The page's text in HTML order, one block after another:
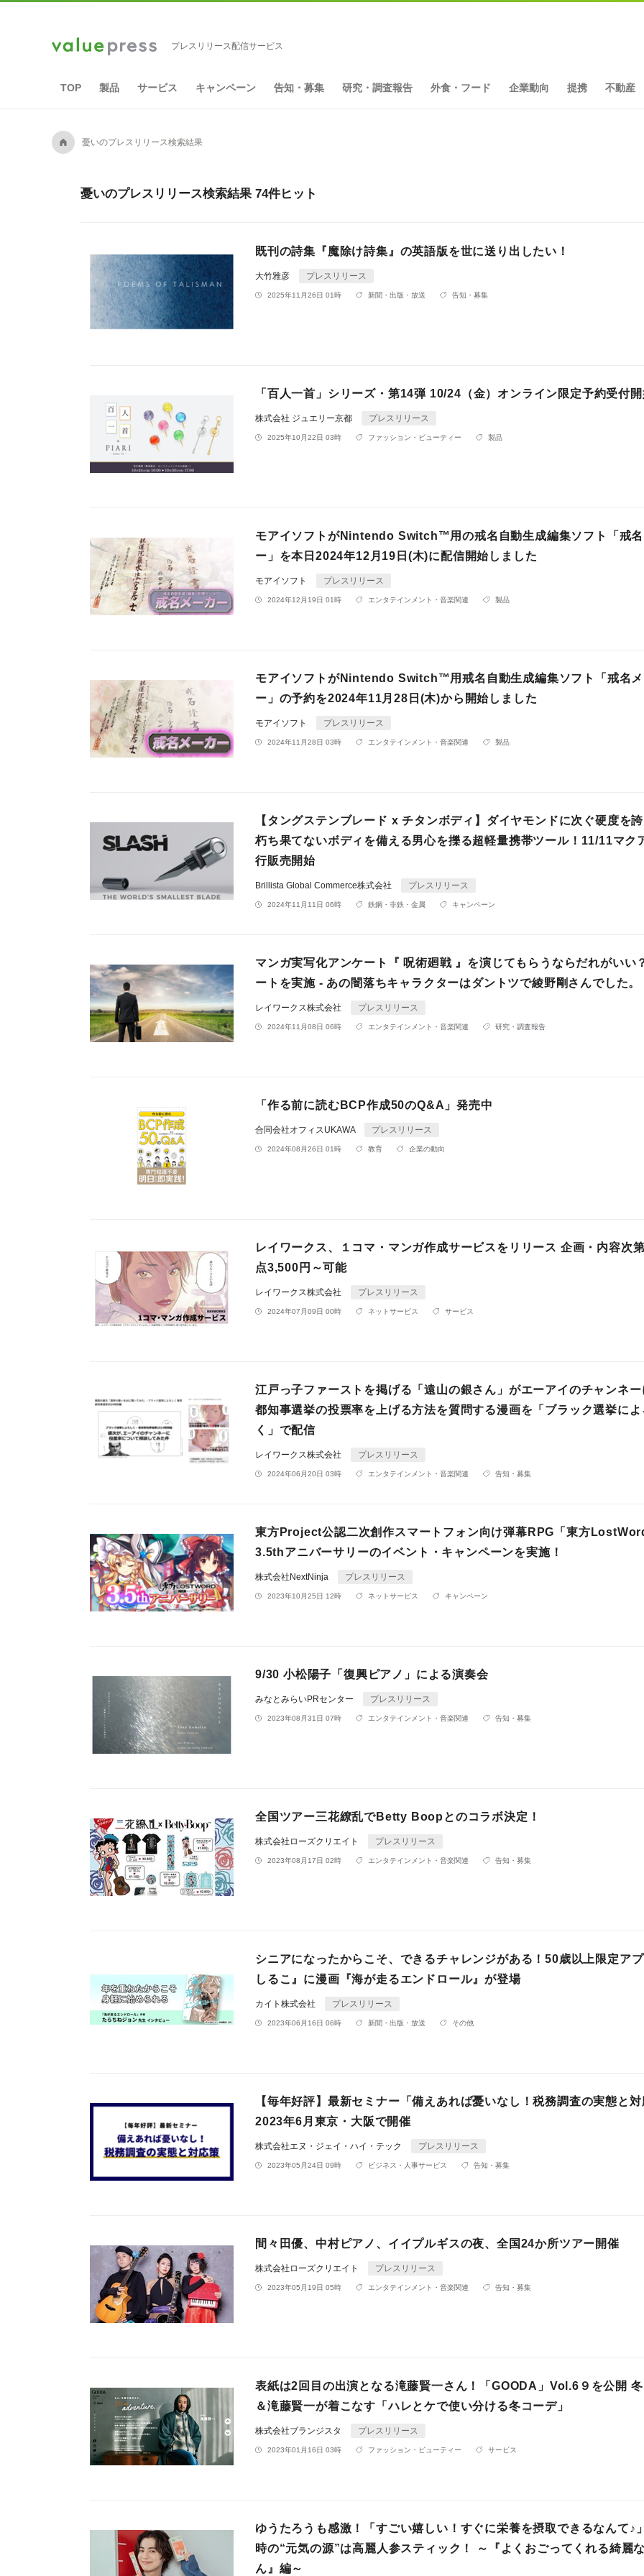
プレスリリース配信サービス
TOP 製品 サービス キャンペーン 告知・募集 研究・調査報告 外食・フード 企業動向 提携 不動産
A 憂いのプレスリリース検索結果
憂いのプレスリリース検索結果 74件ヒット
既刊の詩集『魔除け詩集』の英語版を世に送り出したい！
大竹雅彦 プレスリリース
2025年11月26日 01時 新聞・出版・放送 告知・募集
「百人一首」シリーズ・第14弾 10/24（金）オンライン限定予約受付
株式会社 ジュエリー京都 プレスリリース
2025年10月22日 03時 ファッション・ビューティー 製品
モアイソフトがNintendo Switch™用の戒名自動生成編集ソフト「戒
ー」を本日2024年12月19日(木)に配信開始しました
モアイソフト プレスリリース
2024年12月19日 01時 エンタテインメント・音楽関連 製品
モアイソフトがNintendo Switch™用戒名自動生成編集ソフト「戒名
ー」の予約を2024年11月28日(木)から開始しました
モアイソフト プレスリリース
2024年11月28日 03時 エンタテインメント・音楽関連 製品
【タングステンブレード x チタンボディ】ダイヤモンドに次ぐ硬度を
朽ち果てないボディを備える男心を擽る超軽量携帯ツール！11/11マク
行販売開始
Brillista Global Commerce株式会社 プレスリリース
2024年11月11日 06時 鉄鋼・非鉄・金属 キャンペーン
マンガ実写化アンケート『 呪術廻戦 』を演じてもらうならだれがいい
ートを実施 - あの闇落ちキャラクターはダントツで綾野剛さんでした。
レイワークス株式会社 プレスリリース
2024年11月08日 06時 エンタテインメント・音楽関連 研究・調査報告
「作る前に読むBCP作成50のQ&A」発売中
合同会社オフィスUKAWA プレスリリース
2024年08月26日 01時 教育 企業の動向
レイワークス、１コマ・マンガ作成サービスをリリース 企画・内容次
点3,500円～可能
レイワークス株式会社 プレスリリース
2024年07月09日 00時 ネットサービス サービス
江戸っ子ファーストを掲げる「遠山の銀さん」がエーアイのチャンネ
都知事選挙の投票率を上げる方法を質問する漫画を「ブラック選挙によ
く」で配信
レイワークス株式会社 プレスリリース
2024年06月20日 03時 エンタテインメント・音楽関連 告知・募集
東方Project公認二次創作スマートフォン向け弾幕RPG「東方
3.5thアニバーサリーのイベント・キャンペーンを実施！
株式会社NextNinja プレスリリース
2023年10月25日 12時 ネットサービス キャンペーン
9/30 小松陽子「復興ピアノ」による演奏会
みなとみらいPRセンター プレスリリース
2023年08月31日 07時 エンタテインメント・音楽関連 告知・募集
全国ツアー三花繚乱でBetty Boopとのコラボ決定！
株式会社ローズクリエイト プレスリリース
2023年08月17日 02時 エンタテインメント・音楽関連 告知・募集
シニアになったからこそ、できるチャレンジがある！50歳以上限定ア
しるこ』に漫画『海が走るエンドロール』が登場
カイト株式会社 プレスリリース
2023年06月16日 06時 新聞・出版・放送 その他
【毎年好評】最新セミナー「備えあれば憂いなし！税務調査の実態と
2023年6月東京・大阪で開催
株式会社エヌ・ジェイ・ハイ・テック プレスリリース
2023年05月24日 09時 ビジネス・人事サービス 告知・募集
間々田優、中村ピアノ、イイプルギスの夜、全国24か所ツアー開催
株式会社ローズクリエイト プレスリリース
2023年05月19日 05時 エンタテインメント・音楽関連 告知・募集
表紙は2回目の出演となる滝藤賢一さん！「GOODA」Vol.6９を公開
＆滝藤賢一が着こなす「ハレとケで使い分ける冬コーデ」
株式会社ブランジスタ プレスリリース
2023年01月16日 03時 ファッション・ビューティー サービス
ゆうたろうも感激！「すごい嬉しい！すぐに栄養を摂取できるなんて♪
時の“元気の源”は高麗人参スティック！ ～『よくおごってくれる綺麗
ん』編～